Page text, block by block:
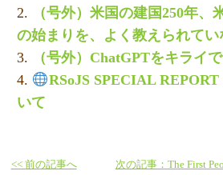
（号外）米国の建国250年
の始まりを、よく教えられてい
（号外）ChatGPTをキライ
RSoJS SPECIAL
いて
次の記事：The First
<< 前の記事へ